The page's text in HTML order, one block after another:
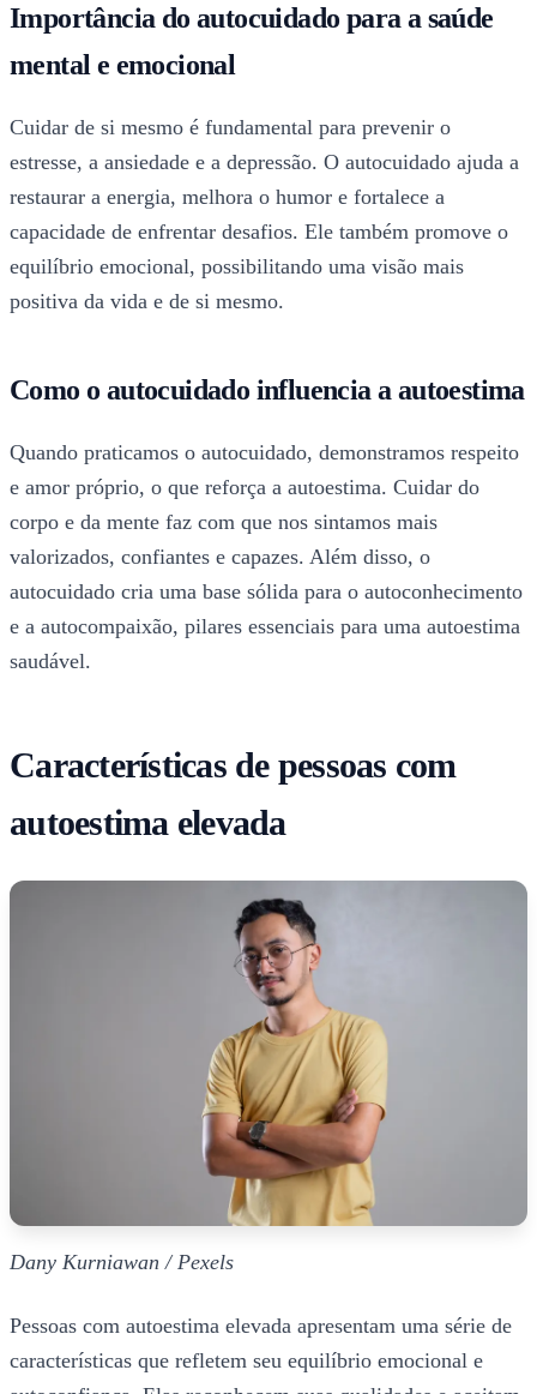
Importância do autocuidado para a saúde
mental e emocional
Cuidar de si mesmo é fundamental para prevenir o
estresse, a ansiedade e a depressão. O autocuidado ajuda a
restaurar a energia, melhora o humor e fortalece a
capacidade de enfrentar desafios. Ele também promove o
equilíbrio emocional, possibilitando uma visão mais
positiva da vida e de si mesmo.
Como o autocuidado influencia a autoestima
Quando praticamos o autocuidado, demonstramos respeito
e amor próprio, o que reforça a autoestima. Cuidar do
corpo e da mente faz com que nos sintamos mais
valorizados, confiantes e capazes. Além disso, o
autocuidado cria uma base sólida para o autoconhecimento
e a autocompaixão, pilares essenciais para uma autoestima
saudável.
Características de pessoas com
autoestima elevada
Dany Kurniawan / Pexels
Pessoas com autoestima elevada apresentam uma série de
características que refletem seu equilíbrio emocional e